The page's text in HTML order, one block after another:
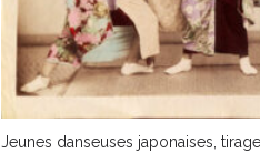
Jeunes danseuses japonaises,